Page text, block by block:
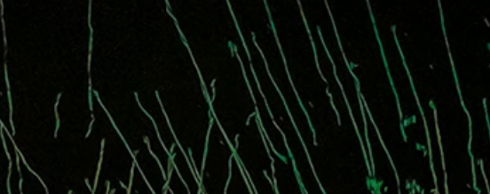
BILJETTER ARTISTER ORGANISATION